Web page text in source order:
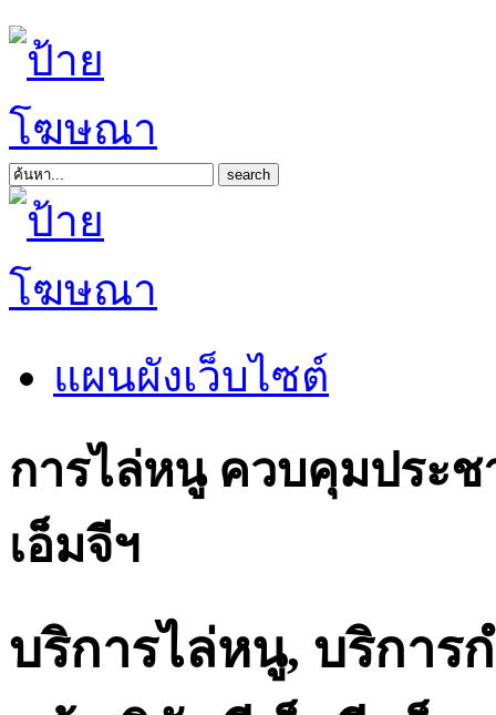
แผนผังเว็บไซต์
การไล่หนู ควบคุมประ
เอ็มจีฯ
บริการไล่หนู, บริกา